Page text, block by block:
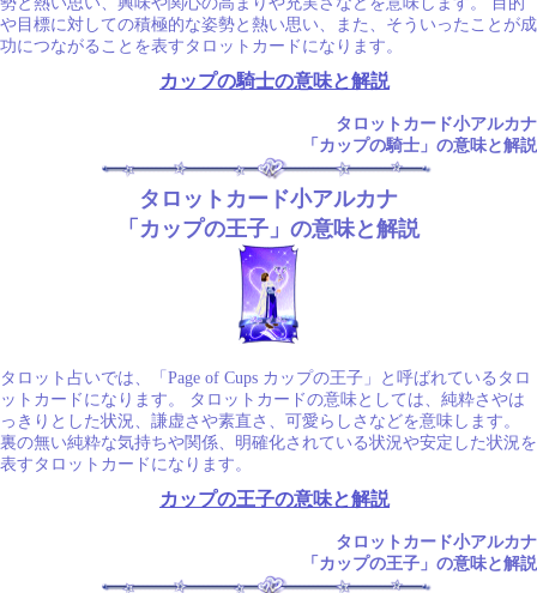
や目標に対しての積極的な姿勢と熱い思い、また、そういったことが成
功につながることを表すタロットカードになります。
カップの騎士の意味と解説
タロットカード小アルカナ
「カップの騎士」の意味と解説
タロットカード小アルカナ
「カップの王子」の意味と解説
タロット占いでは、「Page of Cups カップの王子」と呼ばれているタロ
ットカードになります。 タロットカードの意味としては、純粋さやは
っきりとした状況、謙虚さや素直さ、可愛らしさなどを意味します。
裏の無い純粋な気持ちや関係、明確化されている状況や安定した状況を
表すタロットカードになります。
カップの王子の意味と解説
タロットカード小アルカナ
「カップの王子」の意味と解説